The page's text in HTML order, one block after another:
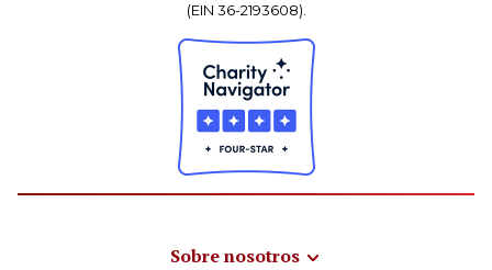
(EIN 36-2193608).
Sobre nosotros